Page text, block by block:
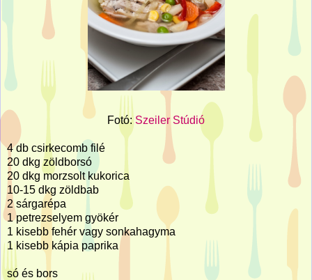
Fotó: Szeiler Stúdió
4 db csirkecomb filé
20 dkg zöldborsó
20 dkg morzsolt kukorica
10-15 dkg zöldbab
2 sárgarépa
1 petrezselyem gyökér
1 kisebb fehér vagy sonkahagyma
1 kisebb kápia paprika
só és bors